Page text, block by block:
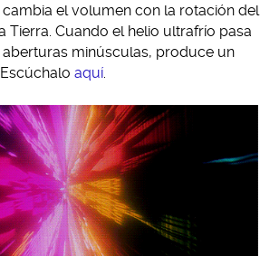
el volumen con la rotación del
Tierra. Cuando el helio ultrafrío pasa
minúsculas, produce un
aquí